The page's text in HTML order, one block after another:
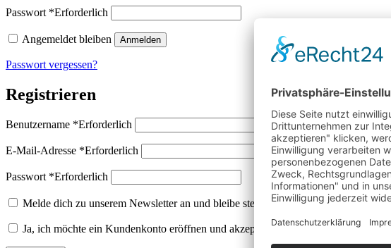
Passwort *Erforderlich
Angemeldet bleiben Anmelden
Passwort vergessen?
Registrieren
Benutzername *Erforderlich
E-Mail-Adresse *Erforderlich
Passwort *Erforderlich
Melde dich zu unserem Newsletter an und bleibe stehts über Neuigkeiten,
Ja, ich möchte ein Kundenkonto eröffnen und akzeptiere dieDatenschutzerklärung